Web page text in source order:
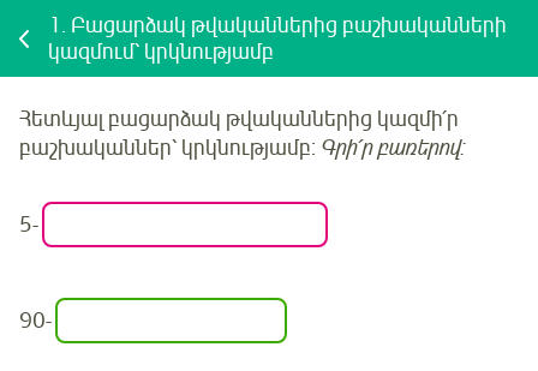
1. Բացարձակ թվականներից բաշխականների
կազմում՝ կրկնությամբ
Հետևյալ բացարձակ թվականներից կազմի՛ր
բաշխականներ՝ կրկնությամբ: Գրի՛ր բառերով:
5-
90-